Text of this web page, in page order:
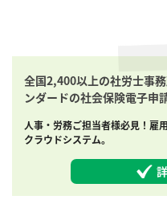
全国2,400以上の社労士事
ンダードの社会保険電子申
人事・労務ご担当者様必見！雇
クラウドシステム。